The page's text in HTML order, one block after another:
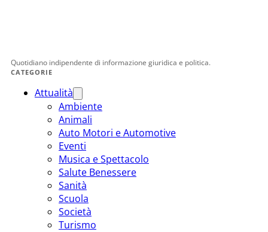
Quotidiano indipendente di informazione giuridica e politica.
CATEGORIE
Attualità
Ambiente
Animali
Auto Motori e Automotive
Eventi
Musica e Spettacolo
Salute Benessere
Sanità
Scuola
Società
Turismo